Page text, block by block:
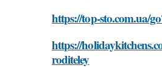
https://top-sto.com.ua/
https://
roditeley